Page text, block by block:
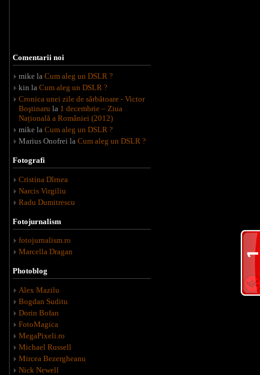
Comentarii noi
mike la Cum aleg un DSLR ?
kin la Cum aleg un DSLR ?
Cronica unei zile de sărbătoare - Victor
Boştinaru la 1 decembrie – Ziua
Națională a României (2012)
mike la Cum aleg un DSLR ?
Marius Onofrei la Cum aleg un DSLR ?
Fotografi
Cristina Dîrnea
Narcis Virgiliu
Radu Dumitrescu
Fotojurnalism
fotojurnalism.ro
Marcella Dragan
Photoblog
Alex Mazilu
Bogdan Suditu
Dorin Bofan
FotoMagica
MegaPixeli.ro
Michael Russell
Mircea Bezergheanu
Nick Newell